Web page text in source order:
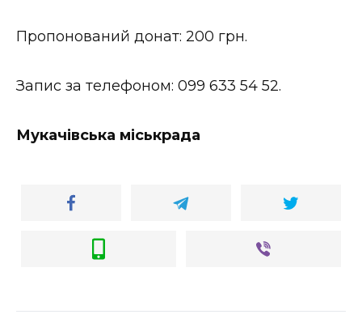
Пропонований донат: 200 грн.
Запис за телефоном: 099 633 54 52.
Мукачівська міськрада